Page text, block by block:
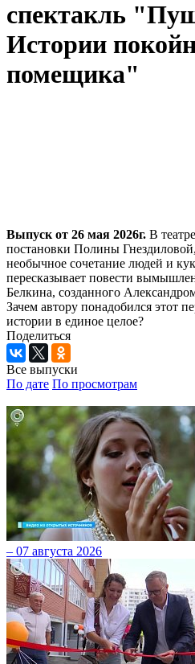
спектакль
Истории
помещика"
Выпуск от 26 мая 2026г. В
постановки Полины
необычное сочетание людей и
пересказывает повести
Белкина, созданного
Зачем автору понадобился этот
истории в единое целое?
Поделиться
Все выпуски
По дате По просмотрам
– 07 августа 2026